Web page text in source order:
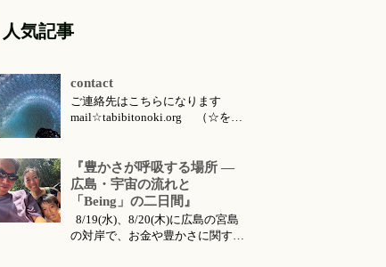
人気記事
contact
ご連絡先はこちらになります
mail☆tabibitonoki.org （☆を@
こちらです 今月のイベント・ワ
ークショップ・セッション・リト
リート・出張情報等 対面セッシ
ョン所要時間・場所 セッション
メニ...
『豊かさが呼吸する場所 ―
広島・宇宙の流れと
「Being」の二日間』
8/19(水)、8/20(木)に広島の宮島
の対岸で、お金や豊かさに関する